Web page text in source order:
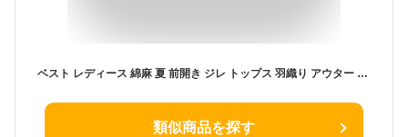
ベスト レディース 綿麻 夏 前開き ジレ トップス 羽織り アウター Vネック 綿麻ベスト 綿麻ジレ 薄手 ノースリーブ無地 重ね着風 レイヤード風 大人 可愛い ゆったり おしゃれ シンプル ナチュラル 白 ホワイト グレー ピンク 紺色 M L XL 2XL
類似商品を探す